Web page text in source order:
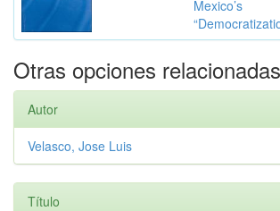
Mexico’s
Otras opciones relacionadas
Autor
Velasco, Jose Luis
Título